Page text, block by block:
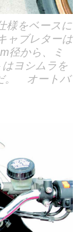
様をベースに
ャブレターは
径から、ミ
ヨシムラを
。 オートバ